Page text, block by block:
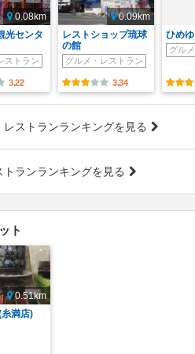
0.08km
光センタ
ストラン
3.22
0.09km
レストショップ琉球
の館
グルメ・レストラン
3.34
ひめ
グル
ストランランキングを見る
ランランキングを見る
ト
0.51km
満店)